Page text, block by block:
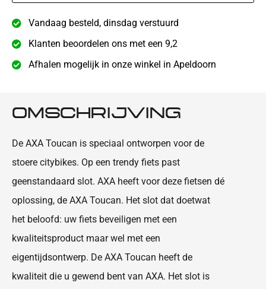
Vandaag besteld, dinsdag verstuurd
Klanten beoordelen ons met een 9,2
Afhalen mogelijk in onze winkel in Apeldoorn
OMSCHRIJVING
De AXA Toucan is speciaal ontworpen voor de
stoere citybikes. Op een trendy fiets past
geenstandaard slot. AXA heeft voor deze fietsen dé
oplossing, de AXA Toucan. Het slot dat doetwat
het beloofd: uw fiets beveiligen met een
kwaliteitsproduct maar wel met een
eigentijdsontwerp. De AXA Toucan heeft de
kwaliteit die u gewend bent van AXA. Het slot is